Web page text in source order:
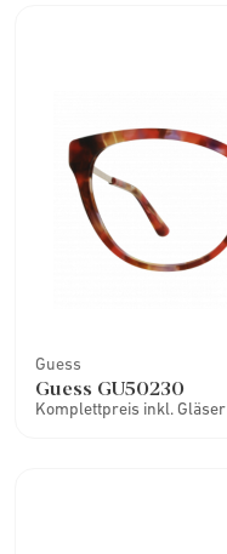
Guess
Guess GU50230
Komplettpreis inkl. Gläser